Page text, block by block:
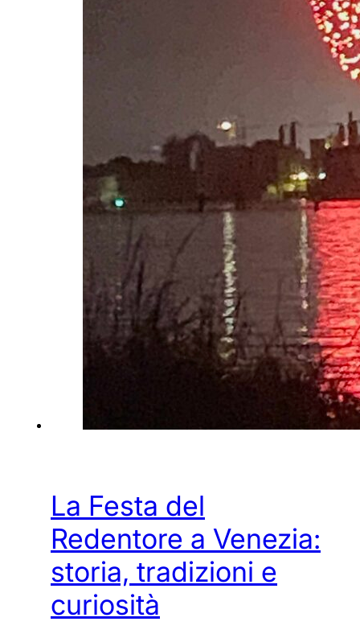
La Festa del
Redentore a Venezia:
storia, tradizioni e
curiosità